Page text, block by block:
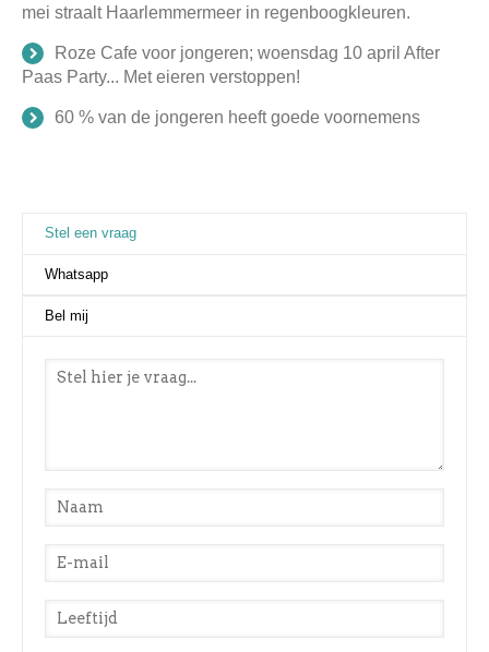
mei straalt Haarlemmermeer in regenboogkleuren.
Roze Cafe voor jongeren; woensdag 10 april After
Paas Party... Met eieren verstoppen!
60 % van de jongeren heeft goede voornemens
Stel een vraag
Whatsapp
Bel mij
Stel een vraag
Naam
E-mail*
Leeftijd *